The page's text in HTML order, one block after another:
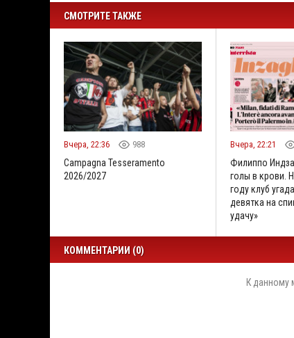
СМОТРИТЕ ТАКЖЕ
Вчера, 22:36 988
Campagna Tesseramento
2026/2027
Вчера, 22:21
Филиппо
голы в крови.
году клуб
девятка на
удачу»
КОММЕНТАРИИ (0)
К данному